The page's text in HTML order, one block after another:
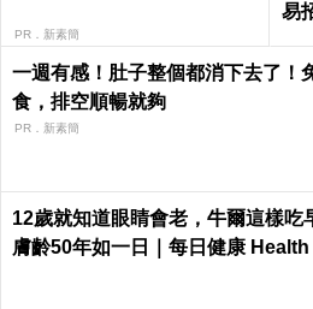
PR．新素簡
易
一週有感！肚子整個都消下去了！
食，排空順暢就夠
PR．新素簡
12歲就知道眼睛會老，牛爾這樣吃
膚齡50年如一日｜每日健康 Health